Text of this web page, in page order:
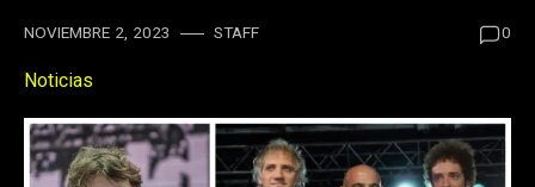
NOVIEMBRE 2, 2023 STAFF 0
Noticias